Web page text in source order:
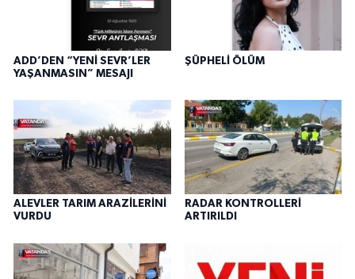
ADD’DEN “YENİ SEVR’LER
YAŞANMASIN” MESAJI
ŞÜPHELİ ÖLÜM
ALEVLER TARIM ARAZİLERİNİ
VURDU
RADAR KONTROLLERİ
ARTIRILDI